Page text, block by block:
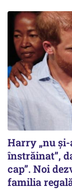
Harry „nu
înstrăinat”,
cap”. Noi
familia